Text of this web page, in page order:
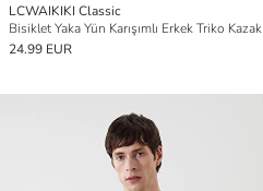
LCWAIKIKI Classic
Bisiklet Yaka Yün Karışımlı Erkek Triko Kazak
24.99 EUR